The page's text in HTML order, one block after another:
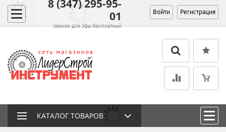
8 (347) 295-95-
01
звонок для Уфы бесплатный
Войти Регистрация
КАТАЛОГ ТОВАРОВ